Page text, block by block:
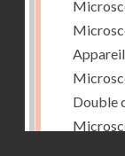
Double